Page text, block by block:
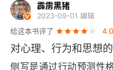
第10章 深度研究
第11章 幻想与现实，不可
霹雳黑猪
2023-09-01 编辑
给这本书评了
4.0
对心理、行为和思想
侧写是通过行动预测性